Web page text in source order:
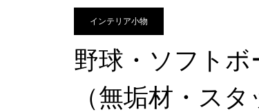
インテリア小物
野球・ソフト
（無垢材・ス